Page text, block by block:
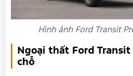
Hình ảnh Ford Transit
Ngoại thất Ford Transit
chỗ